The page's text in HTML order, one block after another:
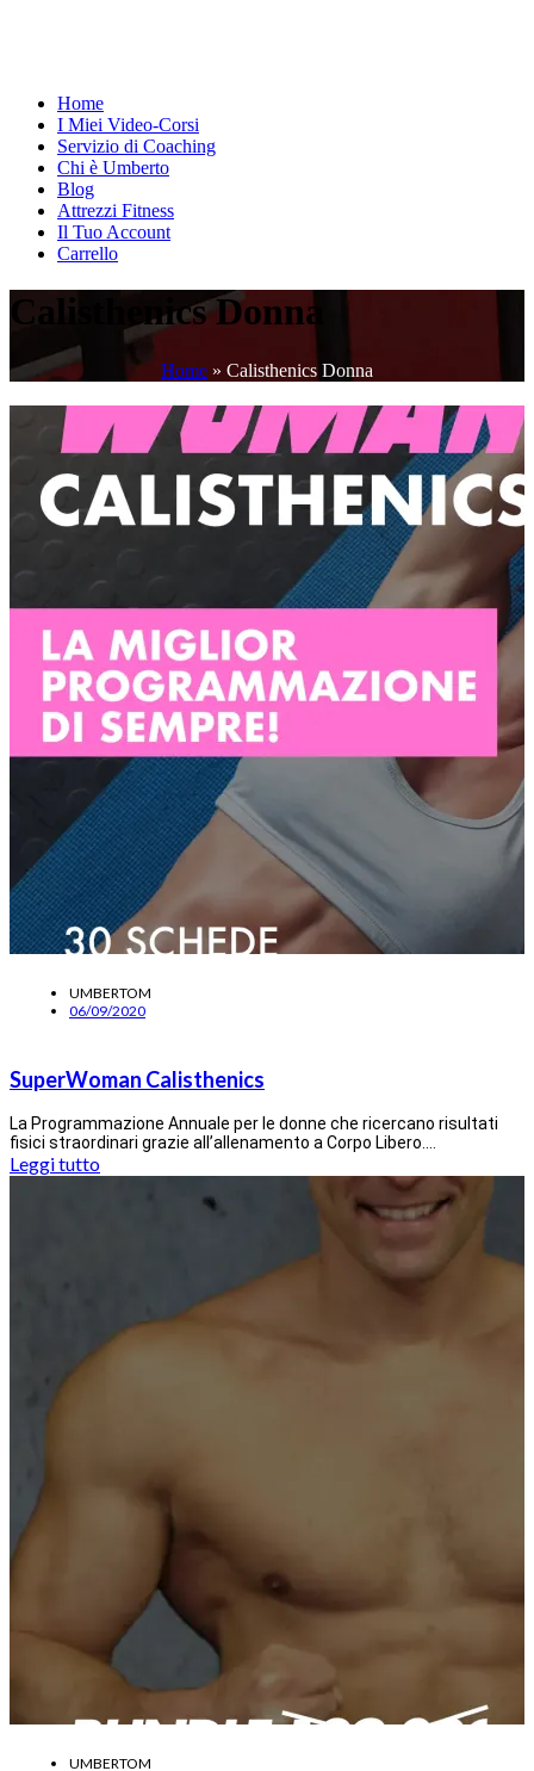
Home
I Miei Video-Corsi
Servizio di Coaching
Chi è Umberto
Blog
Attrezzi Fitness
Il Tuo Account
Carrello
Calisthenics Donna
Home » Calisthenics Donna
UMBERTOM
06/09/2020
SuperWoman Calisthenics
La Programmazione Annuale per le donne che ricercano risultati
fisici straordinari grazie all’allenamento a Corpo Libero.…
Leggi tutto
UMBERTOM